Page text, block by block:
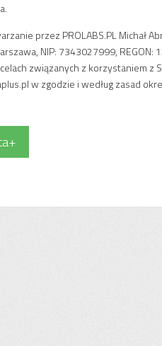
przez PROLABS.PL Michał
NIP: 7343027999, REGON:
związanych z korzystaniem z
w zgodzie i według zasad